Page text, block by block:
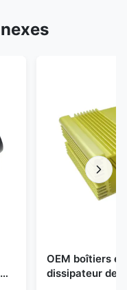
OEM boîtiers
dissipateur de